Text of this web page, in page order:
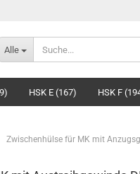
Alle
HSK E (167) HSK F
Zwischenhülse für MK mit